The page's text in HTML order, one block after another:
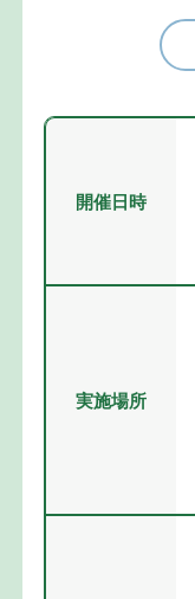
開催日時
実施場所